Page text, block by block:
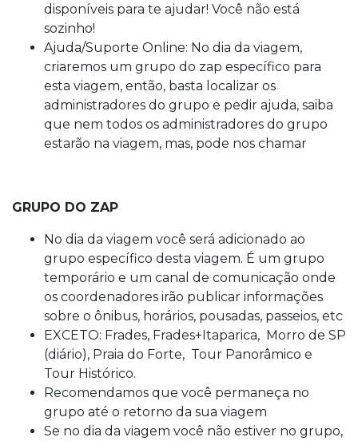
disponíveis para te ajudar! Você não está
sozinho!
Ajuda/Suporte Online: No dia da viagem,
criaremos um grupo do zap específico para
esta viagem, então, basta localizar os
administradores do grupo e pedir ajuda, saiba
que nem todos os administradores do grupo
estarão na viagem, mas, pode nos chamar
GRUPO DO ZAP
No dia da viagem você será adicionado ao
grupo específico desta viagem. É um grupo
temporário e um canal de comunicação onde
os coordenadores irão publicar informações
sobre o ônibus, horários, pousadas, passeios, etc
EXCETO: Frades, Frades+Itaparica, Morro de SP
(diário), Praia do Forte, Tour Panorâmico e
Tour Histórico.
Recomendamos que você permaneça no
grupo até o retorno da sua viagem
Se no dia da viagem você não estiver no grupo,